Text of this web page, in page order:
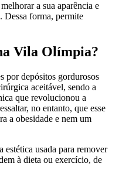
a sua aparência e
Dessa forma, permite
Vila Olímpia?
por depósitos gordurosos
aceitável, sendo a
que revolucionou a
no entanto, que esse
a obesidade e nem um
estética usada para remover
à dieta ou exercício, de